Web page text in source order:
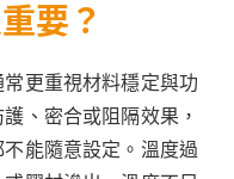
要？
更重視材料穩定與功
、密合或阻隔效果，
能隨意設定。溫度過